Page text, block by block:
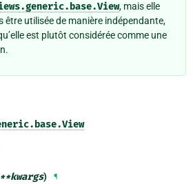
, mais elle
être utilisée de manière indépendante,
est plutôt considérée comme une
**kwargs) ¶